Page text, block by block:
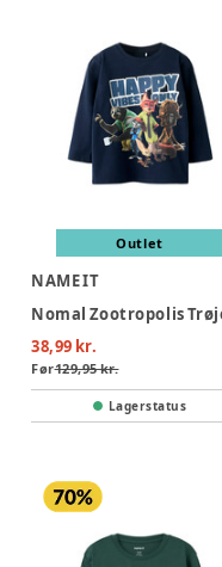
Outlet
NAME IT
38,99 kr.
Før129,95 kr.
Lagerstatus